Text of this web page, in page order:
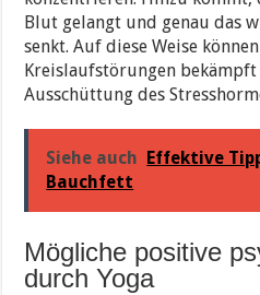
Blut gelangt und genau das
senkt. Auf diese Weise
Kreislaufstörungen
Ausschüttung des
Siehe auch
Effektive
Bauchfett
Mögliche positive
durch Yoga